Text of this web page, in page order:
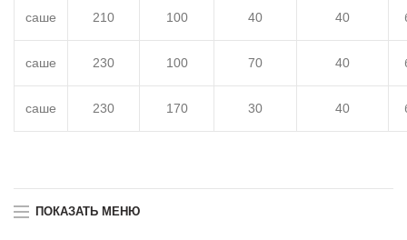
саше 210 100 40 40
саше 230 100 70 40
саше 230 170 30 40
ПОКАЗАТЬ МЕНЮ